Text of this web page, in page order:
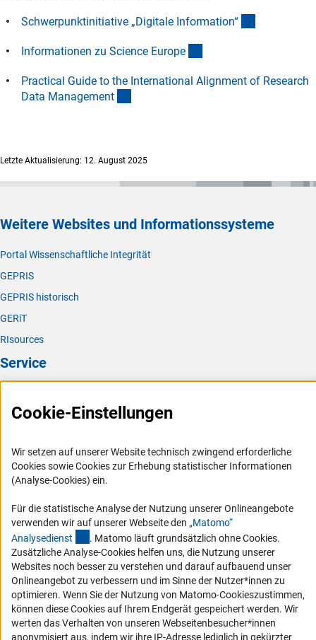
Schwerpunktinitiative „Digitale Information“
Informationen zu Science Europe
Practical Guide to the International Alignment of Research
Data Management
Letzte Aktualisierung: 12. August 2025
Weitere Websites und Informationssysteme
Portal Wissenschaftliche Integrität
GEPRIS
GEPRIS historisch
GERiT
RIsources
Service
FAQ
Logo und Corporate Design
RSS-Feeds
Vergabeverfahren
Barrierefreiheit
Service und Informationen für Menschen mit Behinderungen
Erklärung zur Barrierefreiheit
Barriere melden
Cookie-Einstellungen
Wir setzen auf unserer Website technisch zwingend erforderliche
Cookies sowie Cookies zur Erhebung statistischer Informationen
(Analyse-Cookies) ein.
Für die statistische Analyse der Nutzung unserer Onlineangebote
verwenden wir auf unserer Webseite den „Matomo“
Analysedienst (externer Link)
. Matomo läuft grundsätzlich ohne Cookies.
Zusätzliche Analyse-Cookies helfen uns, die Nutzung unserer
Websites noch besser zu verstehen und darauf aufbauend unser
Onlineangebot zu verbessern und im Sinne der Nutzer*innen zu
optimieren. Wenn Sie der Nutzung von Matomo-Cookieszustimmen,
können diese Cookies auf Ihrem Endgerät gespeichert werden. Wir
werten das Verhalten von unseren Webseitenbesucher*innen
anonymisiert aus, indem wir ihre IP-Adresse lediglich in gekürzter